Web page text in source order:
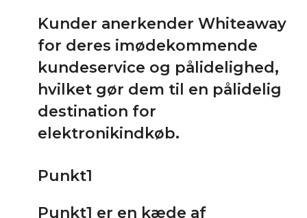
Kunder anerkender Whiteaway
for deres imødekommende
kundeservice og pålidelighed,
hvilket gør dem til en pålidelig
destination for
elektronikindkøb.
Punkt1
Punkt1 er en kæde af